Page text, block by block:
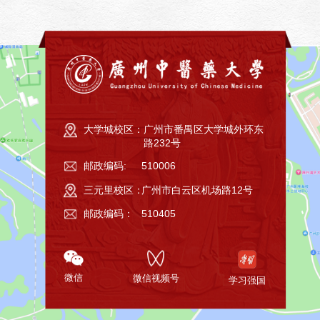
大学城校区： 广州市番禺区大学城外环东
路232号
邮政编码: 510006
三元里校区：广州市白云区机场路12号
邮政编码： 510405
微信 微信视频号 学习强国